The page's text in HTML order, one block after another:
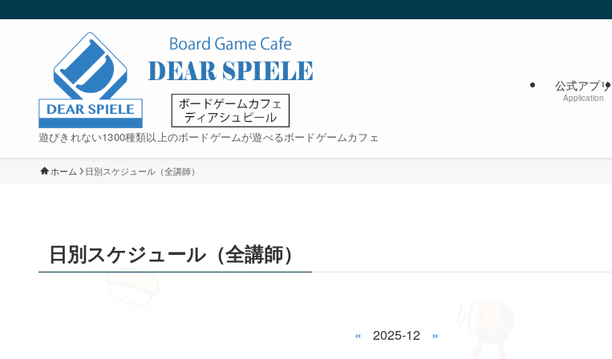
遊びきれない1300種類以上のボードゲームが遊べるボードゲームカフェ
公式アプリ
Application
ホーム 日別スケジュール（全講師）
日別スケジュール（全講師）
« 2025-12 »